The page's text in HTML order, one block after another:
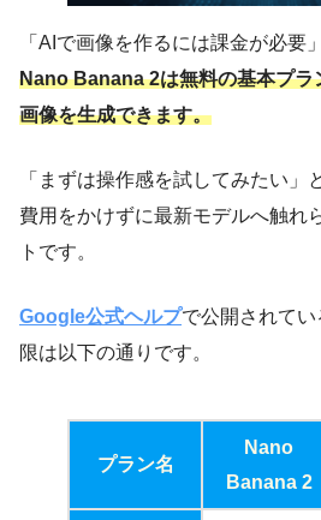
「AIで画像を作るには課金が必要
Nano Banana 2は無料の基本プラ
画像を生成できます。
「まずは操作感を試してみたい」
費用をかけずに最新モデルへ触れ
トです。
Google公式ヘルプで公開されて
限は以下の通りです。
プラン名
Nano
Banana 2